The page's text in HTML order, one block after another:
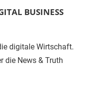
BUSINESS
digitale Wirtschaft.
die News & Truth